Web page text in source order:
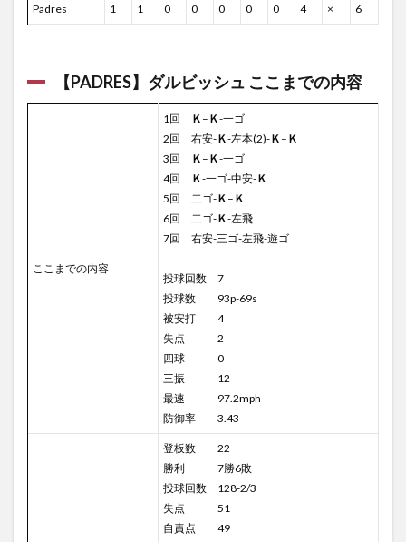
Padres 1 1 0 0 0 0 0 4 × 6
【PADRES】ダルビッシュ ここまでの内容
ここまでの内容
1回 Ｋ – Ｋ-一ゴ
2回 右安-Ｋ-左本(2)-Ｋ – Ｋ
3回
Ｋ – Ｋ-一ゴ
4回
Ｋ-一ゴ-中安-Ｋ
5回 二ゴ-Ｋ – Ｋ
6回 二ゴ-Ｋ-左飛
7回 右安-三ゴ-左飛-遊ゴ
投球回数 7
投球数 93p-69s
被安打 4
失点 2
四球 0
三振 12
最速 97.2mph
防御率 3.43
登板数 22
勝利 7勝6敗
投球回数 128-2/3
失点 51
自責点 49